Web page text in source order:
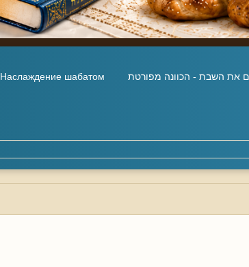
את השבת - הכוונה מפורטת Наслаждение шабатом